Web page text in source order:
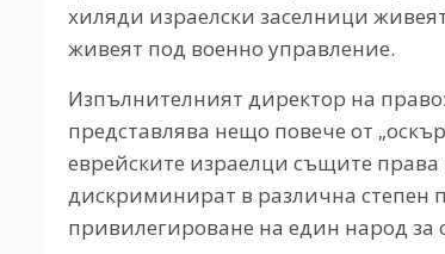
хиляди израелски заселници
живеят под военно управление.
Изпълнителният директор на
представлява нещо повече от
еврейските израелци същите
дискриминират в различна степен
привилегироване на един народ за